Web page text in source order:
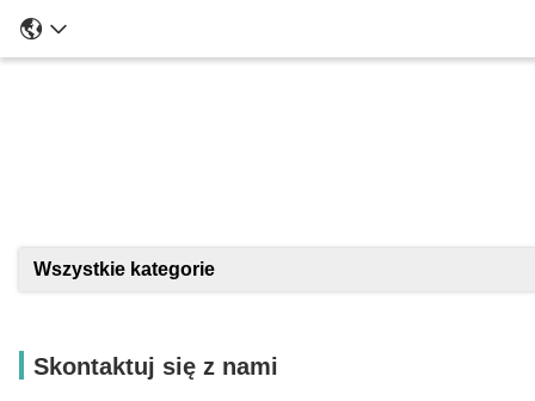
Wszystkie kategorie
Skontaktuj się z nami